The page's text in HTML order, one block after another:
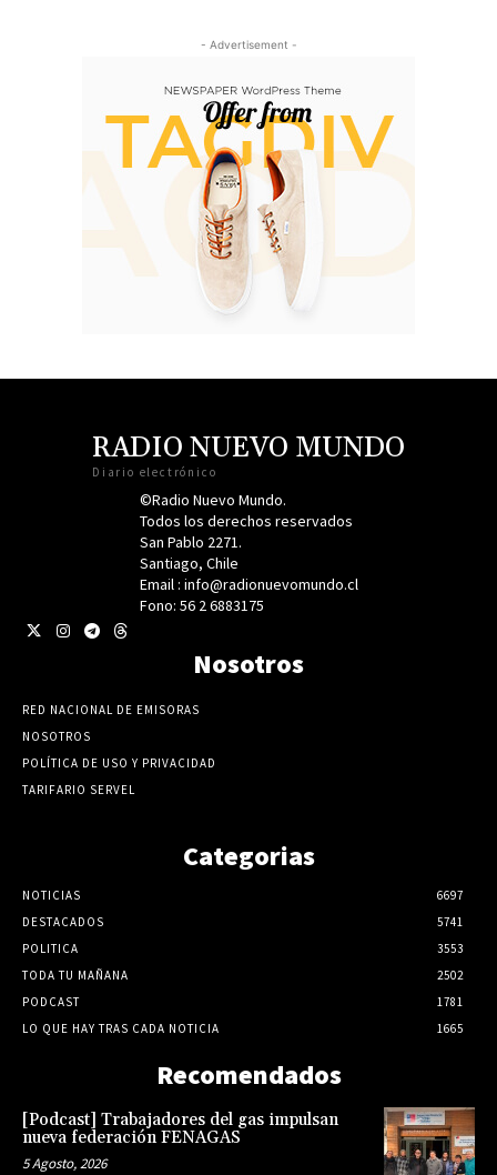
- Advertisement -
RADIO NUEVO MUNDO
Diario electrónico
©Radio Nuevo Mundo.
Todos los derechos reservados
San Pablo 2271.
Santiago, Chile
Email : info@radionuevomundo.cl
Fono: 56 2 6883175
Nosotros
RED NACIONAL DE EMISORAS
NOSOTROS
POLÍTICA DE USO Y PRIVACIDAD
TARIFARIO SERVEL
Categorias
NOTICIAS
6697
DESTACADOS
5741
POLITICA
3553
TODA TU MAÑANA
2502
PODCAST
1781
LO QUE HAY TRAS CADA NOTICIA
1665
Recomendados
[Podcast] Trabajadores del gas impulsan
nueva federación FENAGAS
5 Agosto, 2026